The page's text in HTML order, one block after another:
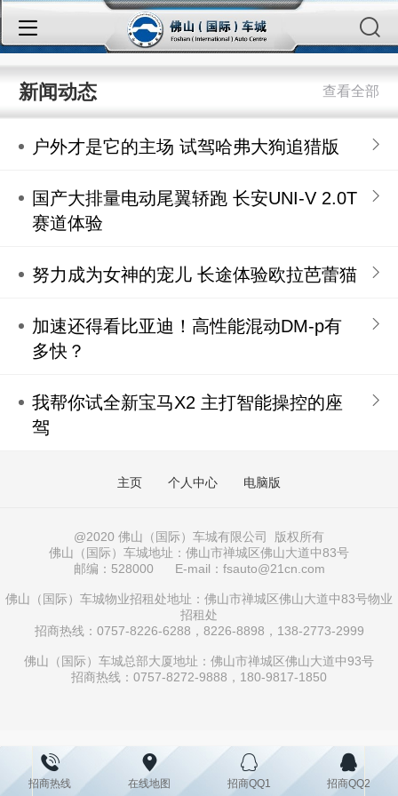
新闻动态
户外才是它的主场 试驾哈弗大狗追猎版
国产大排量电动尾翼轿跑 长安UNI-V 2.0T
赛道体验
努力成为女神的宠儿 长途体验欧拉芭蕾猫
加速还得看比亚迪！高性能混动DM-p有
多快？
我帮你试全新宝马X2 主打智能操控的座
驾
主页 个人中心 电脑版
@2020 佛山（国际）车城有限公司
版权所有
佛山（国际）车城地址：佛山市禅城区佛山大道中83号
邮编：528000 E-mail：fsauto@21cn.com
佛山（国际）车城物业招租处地址：佛山市禅城区佛山大道中83号物业
招租处
招商热线：0757-8226-6288，8226-8898，138-2773-2999
佛山（国际）车城总部大厦地址：佛山市禅城区佛山大道中93号
招商热线：0757-8272-9888，180-9817-1850
招商热线 在线地图 招商QQ1 招商QQ2